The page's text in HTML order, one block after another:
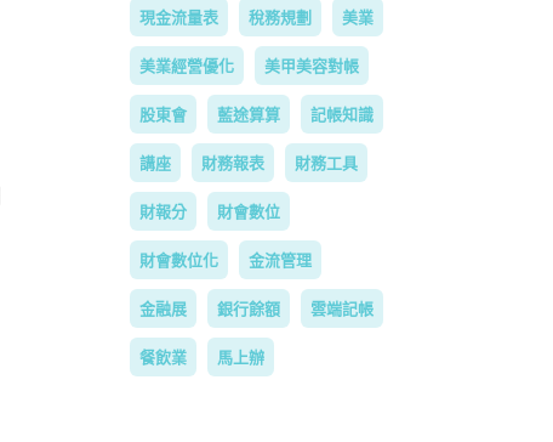
現金流量表 稅務規劃 美業
美業經營優化 美甲美容對帳
股東會 藍途算算 記帳知識
講座 財務報表 財務工具
財報分 財會數位
財會數位化 金流管理
金融展 銀行餘額 雲端記帳
餐飲業 馬上辦